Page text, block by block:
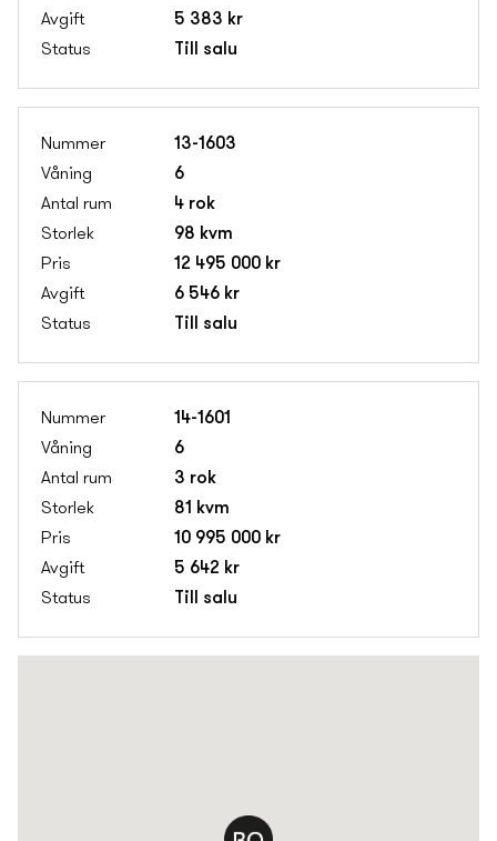
5 383 kr
Till salu
13-1603
6
4 rok
98 kvm
12 495 000 kr
6 546 kr
Till salu
14-1601
6
3 rok
81 kvm
10 995 000 kr
5 642 kr
Till salu